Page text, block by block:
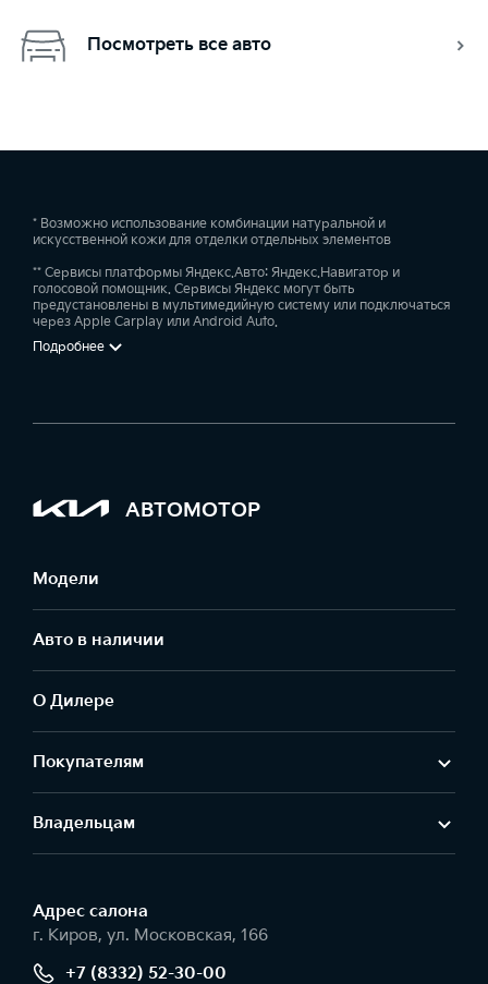
Посмотреть все авто
* Возможно использование комбинации натуральной и
искусственной кожи для отделки отдельных элементов
** Сервисы платформы Яндекс.Авто: Яндекс.Навигатор и
голосовой помощник. Сервисы Яндекс могут быть
предустановлены в мультимедийную систему или подключаться
через Apple Carplay или Android Auto.
Подробнее
АВТОМОТОР
Модели
Авто в наличии
О Дилере
Покупателям
Владельцам
Адрес салонa
г. Киров, ул. Московская, 166
+7 (8332) 52-30-00